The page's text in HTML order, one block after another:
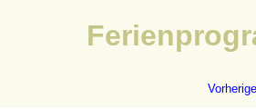
Vorherige